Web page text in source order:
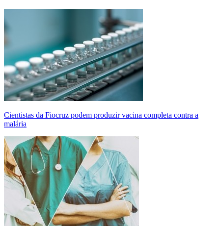
Cientistas da Fiocruz podem produzir vacina completa contra a
malária